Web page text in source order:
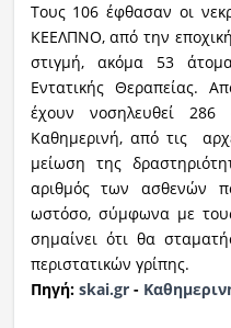
Τους 106 έφθασαν οι
ΚΕΕΛΠΝΟ, από την
στιγμή, ακόμα 53
Εντατικής Θεραπείας.
έχουν νοσηλευθεί
Καθημερινή, από τις
μείωση της
αριθμός των ασθενών
ωστόσο, σύμφωνα με
σημαίνει ότι θα
περιστατικών γρίπης.
Πηγή: skai.gr-